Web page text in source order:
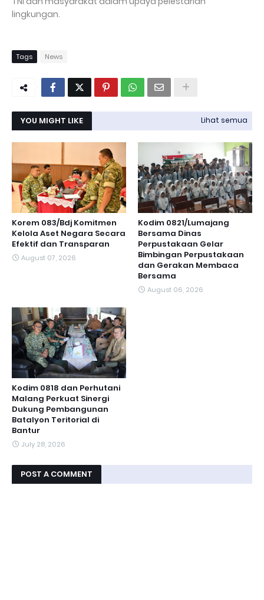
lingkungan.
Tags News
YOU MIGHT LIKE Lihat semua
Korem 083/Bdj Komitmen
Kelola Aset Negara Secara
Efektif dan Transparan
August 07, 2026
Kodim 0821/Lumajang
Bersama Dinas
Perpustakaan Gelar
Bimbingan Perpustakaan
dan Gerakan Membaca
Bersama
August 06, 2026
Kodim 0818 dan Perhutani
Malang Perkuat Sinergi
Dukung Pembangunan
Batalyon Teritorial di
Bantur
July 28, 2026
POST A COMMENT